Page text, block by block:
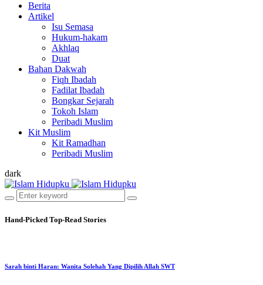
Berita
Artikel
Isu Semasa
Hukum-hakam
Akhlaq
Duat
Bahan Dakwah
Fiqh Ibadah
Fadilat Ibadah
Bongkar Sejarah
Tokoh Islam
Peribadi Muslim
Kit Muslim
Kit Ramadhan
Peribadi Muslim
dark
Hand-Picked Top-Read Stories
Sarah binti Haran: Wanita Solehah Yang Dipilih Allah SWT